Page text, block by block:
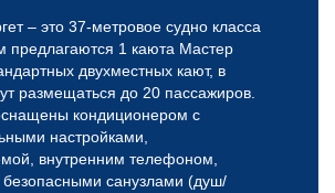
– это 37-метровое судно класса
предлагаются 1 каюта Мастер
двухместных кают, в
размещаться до 20 пассажиров.
кондиционером с
настройками,
внутренним телефоном,
санузлами (душ/